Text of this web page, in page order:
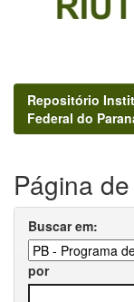
Repositório
Federal do
Página
Buscar em:
por